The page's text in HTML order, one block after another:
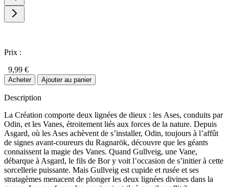
Prix :
9,99 €
Acheter Ajouter au panier
Description
La Création comporte deux lignées de dieux : les Ases, conduits par
Odin, et les Vanes, étroitement liés aux forces de la nature. Depuis
Asgard, où les Ases achèvent de s’installer, Odin, toujours à l’affût
de signes avant-coureurs du Ragnarök, découvre que les géants
connaissent la magie des Vanes. Quand Gullveig, une Vane,
débarque à Asgard, le fils de Bor y voit l’occasion de s’initier à cette
sorcellerie puissante. Mais Gullveig est cupide et rusée et ses
stratagèmes menacent de plonger les deux lignées divines dans la